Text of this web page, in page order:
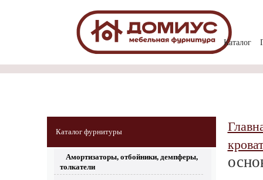
Каталог
Каталог фурнитуры
Амортизаторы, отбойники, демпферы,
толкатели